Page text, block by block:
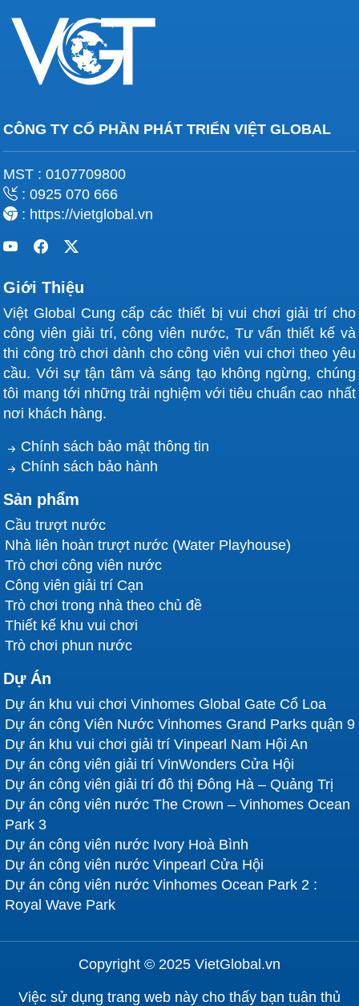
CÔNG TY CỔ PHẦN PHÁT TRIỂN VIỆT GLOBAL
MST : 0107709800
: 0925 070 666
: https://vietglobal.vn
Giới Thiệu
Việt Global Cung cấp các thiết bị vui chơi giải trí cho
công viên giải trí, công viên nước, Tư vấn thiết kế và
thi công trò chơi dành cho công viên vui chơi theo yêu
cầu. Với sự tận tâm và sáng tạo không ngừng, chúng
tôi mang tới những trải nghiệm với tiêu chuẩn cao nhất
nơi khách hàng.
Chính sách bảo mật thông tin
Chính sách bảo hành
Sản phẩm
Cầu trượt nước
Nhà liên hoàn trượt nước (Water Playhouse)
Trò chơi công viên nước
Công viên giải trí Cạn
Trò chơi trong nhà theo chủ đề
Thiết kế khu vui chơi
Trò chơi phun nước
Dự Án
Dự án khu vui chơi Vinhomes Global Gate Cổ Loa
Dự án công Viên Nước Vinhomes Grand Parks quận 9
Dự án khu vui chơi giải trí Vinpearl Nam Hội An
Dự án công viên giải trí VinWonders Cửa Hội
Dự án công viên giải trí đô thị Đông Hà – Quảng Trị
Dự án công viên nước The Crown – Vinhomes Ocean
Park 3
Dự án công viên nước Ivory Hoà Bình
Dự án công viên nước Vinpearl Cửa Hội
Dự án công viên nước Vinhomes Ocean Park 2 :
Royal Wave Park
Copyright © 2025 VietGlobal.vn
Việc sử dụng trang web này cho thấy bạn tuân thủ